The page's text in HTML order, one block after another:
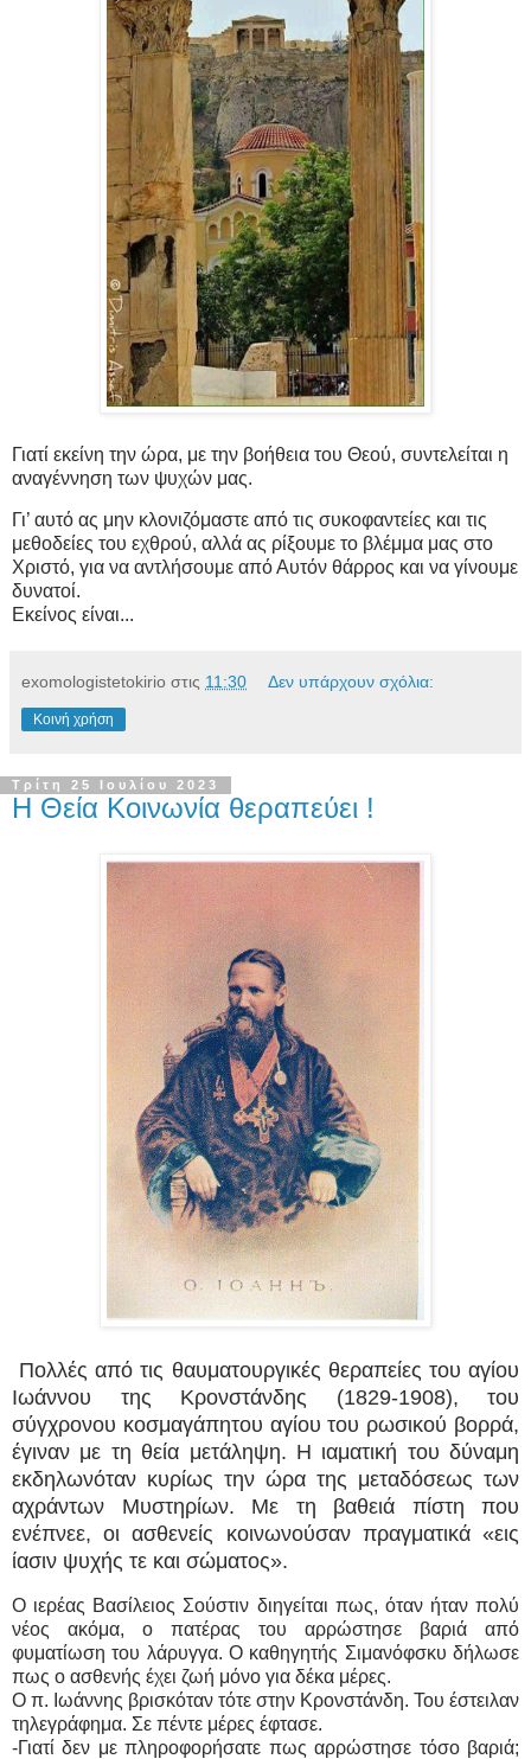
Γιατί εκείνη την ώρα, με την βοήθεια του Θεού, συντελείται η
αναγέννηση των ψυχών μας.
Γι’ αυτό ας μην κλονιζόμαστε από τις συκοφαντείες και τις
μεθοδείες του εχθρού, αλλά ας ρίξουμε το βλέμμα μας στο
Χριστό, για να αντλήσουμε από Αυτόν θάρρος και να γίνουμε
δυνατοί.
Εκείνος είναι...
exomologistetokirio στις 11:30 Δεν υπάρχουν σχόλια:
Κοινή χρήση
Τρίτη 25 Ιουλίου 2023
Η Θεία Κοινωνία θεραπεύει !
Πολλές από τις θαυματουργικές θεραπείες του αγίου
Ιωάννου της Κρονστάνδης (1829­-1908), του
σύγχρονου κοσμαγάπητου αγίου του ρωσικού βορρά,
έγιναν με τη θεία μετάληψη. Η ιαματική του δύναμη
εκδηλωνόταν κυρίως την ώρα της μεταδόσεως των
αχράντων Μυστηρίων. Με τη βαθειά πίστη που
ενέπνεε, οι ασθενείς κοινωνούσαν πραγματικά «εις
ίασιν ψυχής τε και σώματος».
Ο ιερέας Βασίλειος Σούστιν διηγείται πως, όταν ήταν πολύ
νέος ακόμα, ο πατέρας του αρρώστησε βαριά από
φυματίωση του λάρυγγα. Ο καθηγητής Σιμανόφσκυ δήλωσε
πως ο ασθενής έχει ζωή μόνο για δέκα μέρες.
Ο π. Ιωάννης βρισκόταν τότε στην Κρονστάνδη. Του έστειλαν
τηλεγράφημα. Σε πέντε μέρες έφτασε.
-Γιατί δεν με πληροφορήσατε πως αρρώστησε τόσο βαριά;